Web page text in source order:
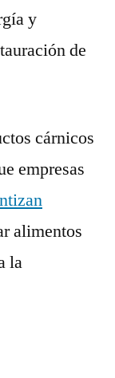
y
de
cárnicos
empresas
alimentos
la